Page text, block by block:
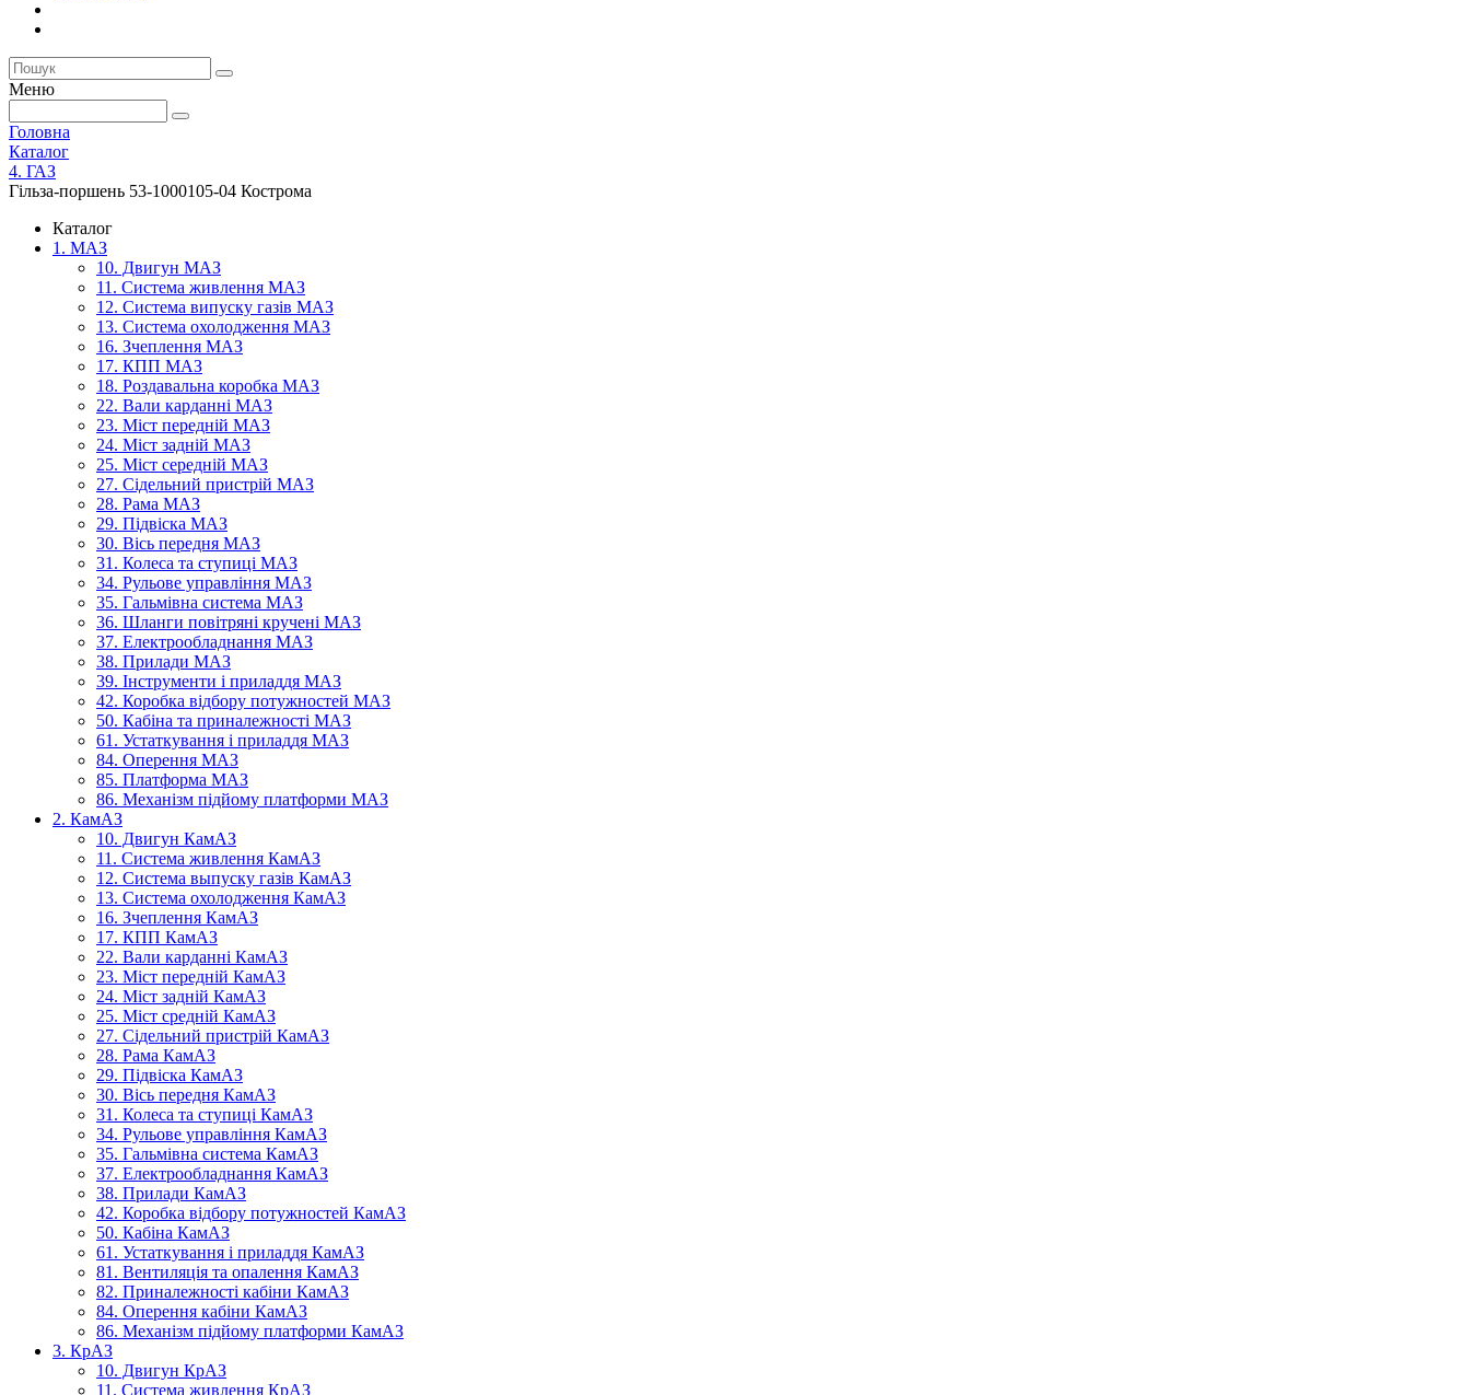
Меню
Головна
Каталог
4. ГАЗ
Гільза-поршень 53-1000105-04 Кострома
Каталог
1. МАЗ
10. Двигун МАЗ
11. Система живлення МАЗ
12. Система випуску газів МАЗ
13. Система охолодження МАЗ
16. Зчеплення МАЗ
17. КПП МАЗ
18. Роздавальна коробка МАЗ
22. Вали карданні МАЗ
23. Міст передній МАЗ
24. Міст задній МАЗ
25. Міст середній МАЗ
27. Сідельний пристрій МАЗ
28. Рама МАЗ
29. Підвіска МАЗ
30. Вісь передня МАЗ
31. Колеса та ступиці МАЗ
34. Рульове управління МАЗ
35. Гальмівна система МАЗ
36. Шланги повітряні кручені МАЗ
37. Електрообладнання МАЗ
38. Прилади МАЗ
39. Інструменти і приладдя МАЗ
42. Коробка відбору потужностей МАЗ
50. Кабіна та приналежності МАЗ
61. Устаткування і приладдя МАЗ
84. Оперення МАЗ
85. Платформа МАЗ
86. Механізм підйому платформи МАЗ
2. КамАЗ
10. Двигун КамАЗ
11. Система живлення КамАЗ
12. Система выпуску газів КамАЗ
13. Система охолодження КамАЗ
16. Зчеплення КамАЗ
17. КПП КамАЗ
22. Вали карданні КамАЗ
23. Міст передній КамАЗ
24. Міст задній КамАЗ
25. Міст средній КамАЗ
27. Сідельний пристрій КамАЗ
28. Рама КамАЗ
29. Підвіска КамАЗ
30. Вісь передня КамАЗ
31. Колеса та ступиці КамАЗ
34. Рульове управління КамАЗ
35. Гальмівна система КамАЗ
37. Електрообладнання КамАЗ
38. Прилади КамАЗ
42. Коробка відбору потужностей КамАЗ
50. Кабіна КамАЗ
61. Устаткування і приладдя КамАЗ
81. Вентиляція та опалення КамАЗ
82. Приналежності кабіни КамАЗ
84. Оперення кабіни КамАЗ
86. Механізм підйому платформи КамАЗ
3. КрАЗ
10. Двигун КрАЗ
11. Система живлення КрАЗ